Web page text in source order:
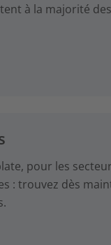
à la majorité
pour les
: trouvez dès